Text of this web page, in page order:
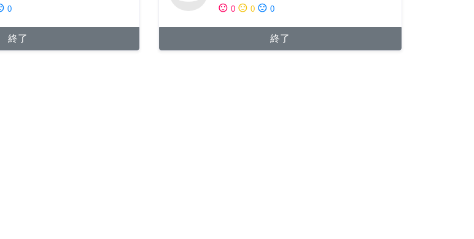
0
終了
sentiment_satisfied 0 sentiment_neutral 0 sentiment_dissatisfied 0
終了